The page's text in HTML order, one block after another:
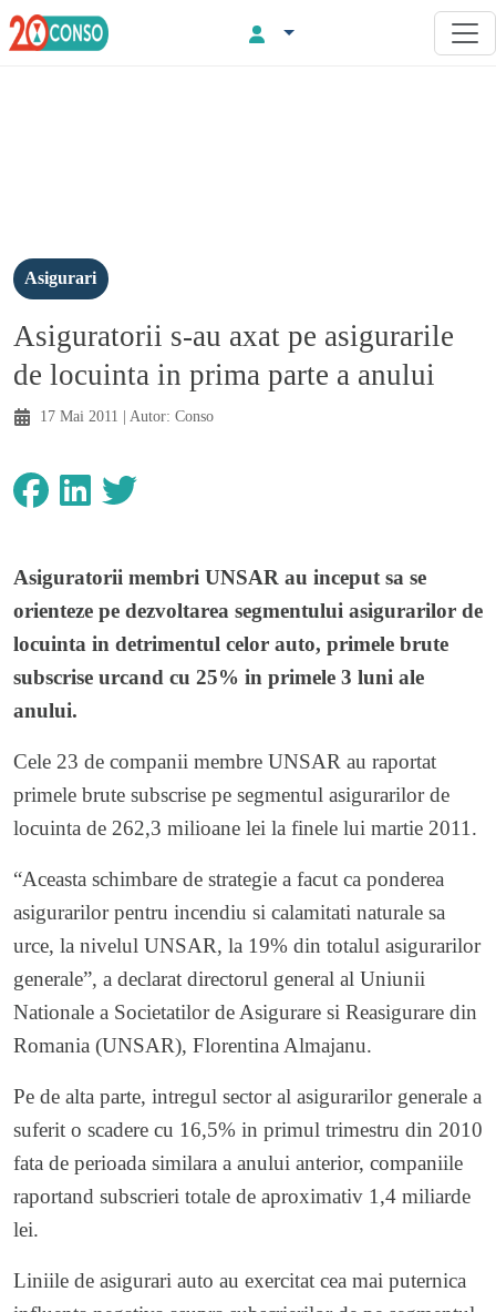
Asigurari
Asiguratorii s-au axat pe asigurarile
de locuinta in prima parte a anului
17 Mai 2011 | Autor: Conso
Asiguratorii membri UNSAR au inceput sa se
orienteze pe dezvoltarea segmentului asigurarilor de
locuinta in detrimentul celor auto, primele brute
subscrise urcand cu 25% in primele 3 luni ale
anului.
Cele 23 de companii membre UNSAR au raportat
primele brute subscrise pe segmentul asigurarilor de
locuinta de 262,3 milioane lei la finele lui martie 2011.
“Aceasta schimbare de strategie a facut ca ponderea
asigurarilor pentru incendiu si calamitati naturale sa
urce, la nivelul UNSAR, la 19% din totalul asigurarilor
generale”, a declarat directorul general al Uniunii
Nationale a Societatilor de Asigurare si Reasigurare din
Romania (UNSAR), Florentina Almajanu.
Pe de alta parte, intregul sector al asigurarilor generale a
suferit o scadere cu 16,5% in primul trimestru din 2010
fata de perioada similara a anului anterior, companiile
raportand subscrieri totale de aproximativ 1,4 miliarde
lei.
Liniile de asigurari auto au exercitat cea mai puternica